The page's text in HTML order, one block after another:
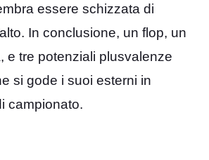
essere schizzata di
In conclusione, un flop, un
e tre potenziali plusvalenze
si gode i suoi esterni in
campionato.